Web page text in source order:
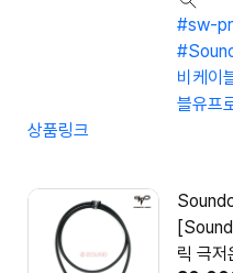
#sw-
비케이
블유프
상품링크
릭 극